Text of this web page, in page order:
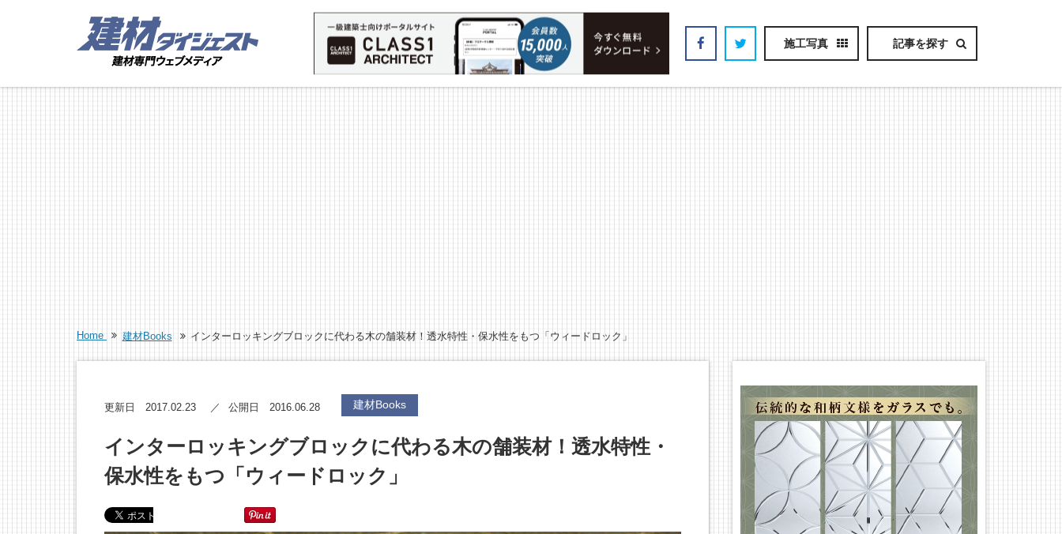
施工写真 記事を探す
Home 建材Books インターロッキングブロックに代わる木の舗装材！透水特性・保水性をもつ「ウィードロック」
更新日 2017.02.23 公開日 2016.06.28 建材Books
インターロッキングブロックに代わる木の舗装材！透水特性・
保水性をもつ「ウィードロック」